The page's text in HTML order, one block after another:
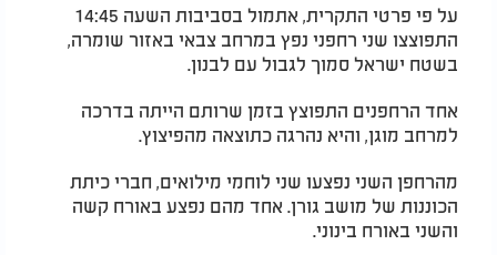
על פי פרטי התקרית, אתמול בסביבות השעה 14:45
התפוצצו שני רחפני נפץ במרחב צבאי באזור שומרה,
בשטח ישראל סמוך לגבול עם לבנון.
אחד הרחפנים התפוצץ בזמן שרותם הייתה בדרכה
למרחב מוגן, והיא נהרגה כתוצאה מהפיצוץ.
מהרחפן השני נפצעו שני לוחמי מילואים, חברי כיתת
הכוננות של מושב גורן. אחד מהם נפצע באורח קשה
והשני באורח בינוני.